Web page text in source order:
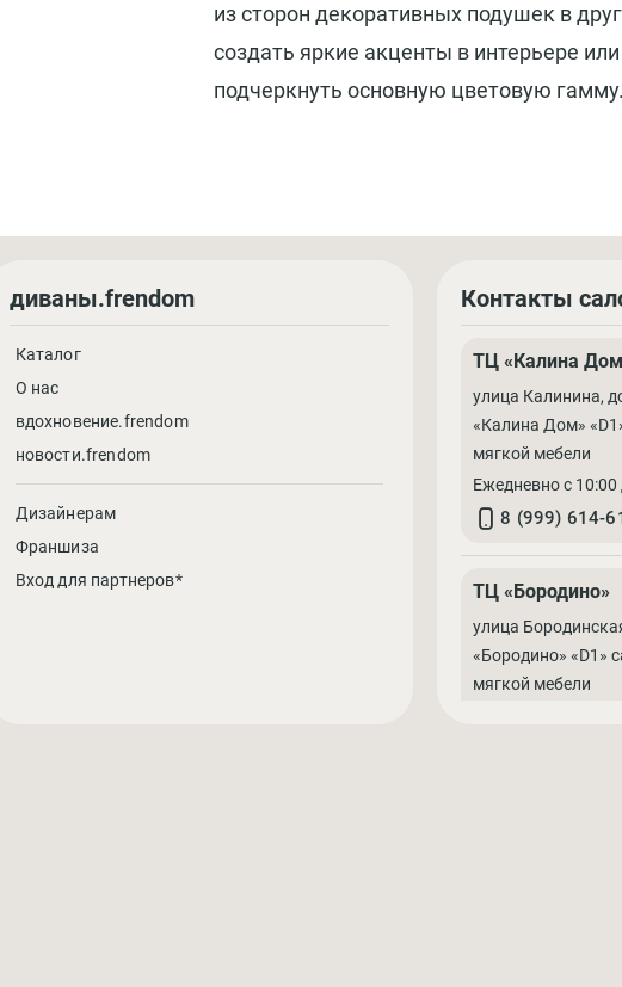
из сторон декоративных подушек в
создать яркие акценты в интерьере
подчеркнуть основную цветовую гамму.
диваны.frendom
Каталог
О нас
вдохновение.frendom
новости.frendom
Дизайнерам
Франшиза
Вход для партнеров*
Контакты
ТЦ «Калина
улица Калинина,
«Калина Дом»
мягкой мебели
Ежедневно с 10:00
8 (999) 614-
ТЦ «Бородино»
улица
«Бородино» «D1»
мягкой мебели